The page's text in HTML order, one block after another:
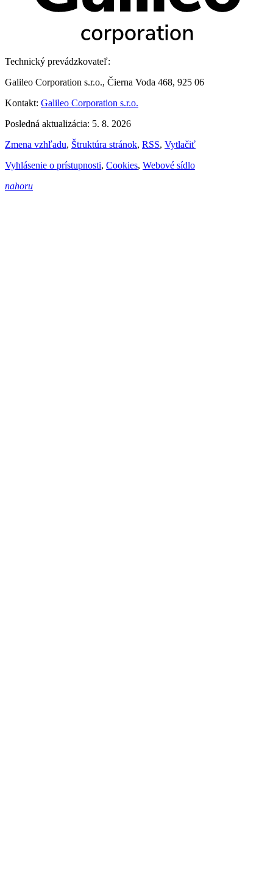
Technický prevádzkovateľ:
Galileo Corporation s.r.o., Čierna Voda 468, 925 06
Kontakt: Galileo Corporation s.r.o.
Posledná aktualizácia: 5. 8. 2026
Zmena vzhľadu, Štruktúra stránok, RSS, Vytlačiť
Vyhlásenie o prístupnosti, Cookies, Webové sídlo
nahoru